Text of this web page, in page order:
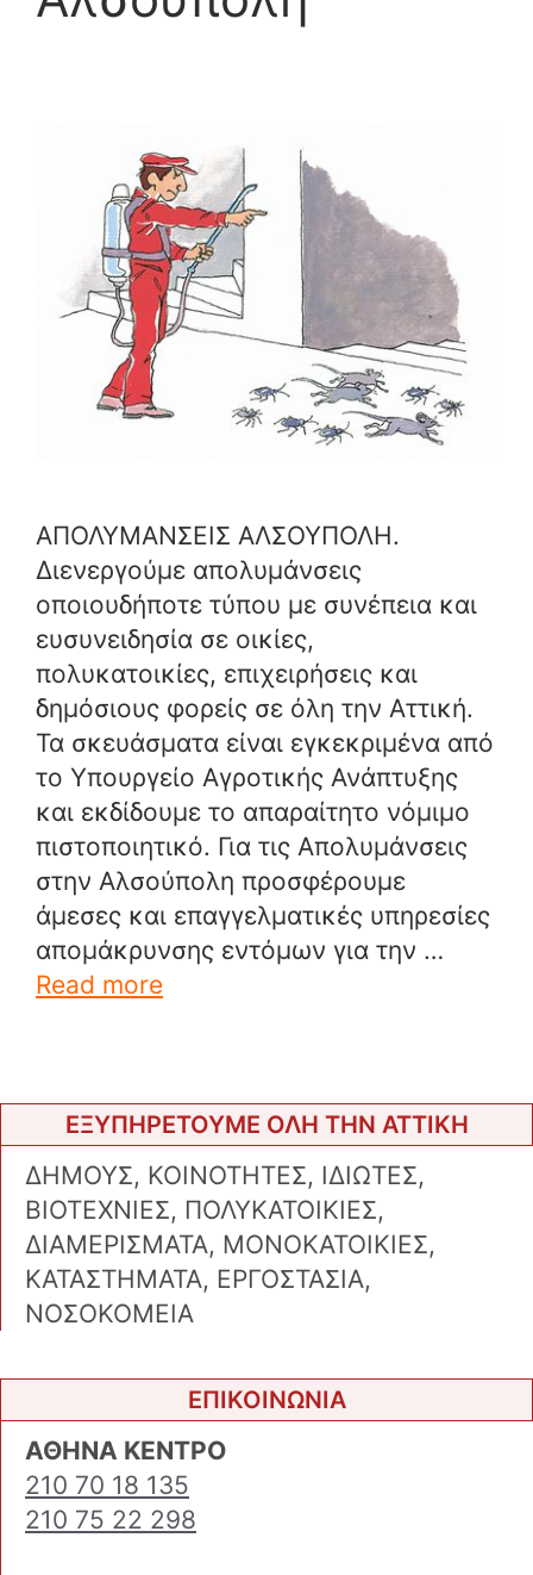
ΑΠΟΛΥΜΑΝΣΕΙΣ ΑΛΣΟΥΠΟΛΗ.
Διενεργούμε απολυμάνσεις
οποιουδήποτε τύπου με συνέπεια και
ευσυνειδησία σε οικίες,
πολυκατοικίες, επιχειρήσεις και
δημόσιους φορείς σε όλη την Αττική.
Τα σκευάσματα είναι εγκεκριμένα από
το Υπουργείο Αγροτικής Ανάπτυξης
και εκδίδουμε το απαραίτητο νόμιμο
πιστοποιητικό. Για τις Απολυμάνσεις
στην Αλσούπολη προσφέρουμε
άμεσες και επαγγελματικές υπηρεσίες
απομάκρυνσης εντόμων για την …
Read more
ΕΞΥΠΗΡΕΤΟΥΜΕ ΟΛΗ ΤΗΝ ΑΤΤΙΚΗ
ΔΗΜΟΥΣ, ΚΟΙΝΟΤΗΤΕΣ, ΙΔΙΩΤΕΣ,
ΒΙΟΤΕΧΝΙΕΣ, ΠΟΛΥΚΑΤΟΙΚΙΕΣ,
ΔΙΑΜΕΡΙΣΜΑΤΑ, ΜΟΝΟΚΑΤΟΙΚΙΕΣ,
ΚΑΤΑΣΤΗΜΑΤΑ, ΕΡΓΟΣΤΑΣΙΑ,
ΝΟΣΟΚΟΜΕΙΑ
ΕΠΙΚΟΙΝΩΝΙΑ
ΑΘΗΝΑ ΚΕΝΤΡΟ
210 70 18 135
210 75 22 298